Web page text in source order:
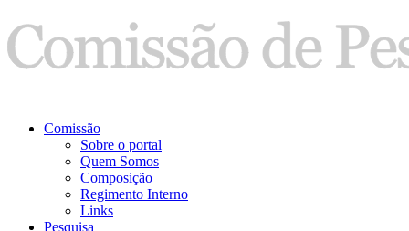
Comissão
Sobre o portal
Quem Somos
Composição
Regimento Interno
Links
Pesquisa